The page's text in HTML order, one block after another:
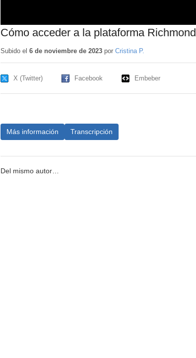
Cómo acceder a la plataforma Richmond
Subido el 6 de noviembre de 2023por Cristina P.
X (Twitter) Facebook Embeber
Más información Transcripción
Del mismo autor…